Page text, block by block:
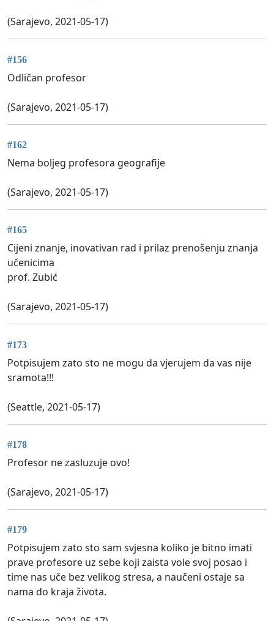
(Sarajevo, 2021-05-17)
#156
Odličan profesor
(Sarajevo, 2021-05-17)
#162
Nema boljeg profesora geografije
(Sarajevo, 2021-05-17)
#165
Cijeni znanje, inovativan rad i prilaz prenošenju znanja
učenicima
prof. Zubić
(Sarajevo, 2021-05-17)
#173
Potpisujem zato sto ne mogu da vjerujem da vas nije
sramota!!!
(Seattle, 2021-05-17)
#178
Profesor ne zasluzuje ovo!
(Sarajevo, 2021-05-17)
#179
Potpisujem zato sto sam svjesna koliko je bitno imati
prave profesore uz sebe koji zaista vole svoj posao i
time nas uče bez velikog stresa, a naučeni ostaje sa
nama do kraja života.